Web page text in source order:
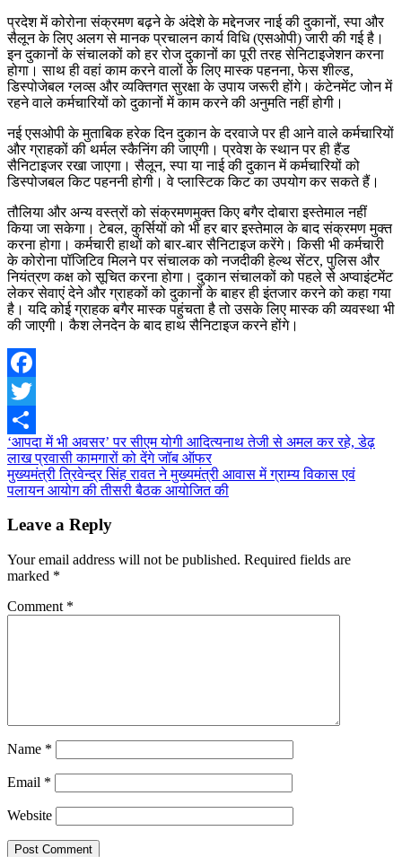
प्रदेश में कोरोना संक्रमण बढ़ने के अंदेशे के मद्देनजर नाई की दुकानों, स्पा और
सैलून के लिए अलग से मानक प्रचालन कार्य विधि (एसओपी) जारी की गई है।
इन दुकानों के संचालकों को हर रोज दुकानों का पूरी तरह सेनिटाइजेशन करना
होगा। साथ ही वहां काम करने वालों के लिए मास्क पहनना, फेस शील्ड,
डिस्पोजेबल ग्लव्स और व्यक्तिगत सुरक्षा के उपाय जरूरी होंगे। कंटेनमेंट जोन में
रहने वाले कर्मचारियों को दुकानों में काम करने की अनुमति नहीं होगी।
नई एसओपी के मुताबिक हरेक दिन दुकान के दरवाजे पर ही आने वाले कर्मचारियों
और ग्राहकों की थर्मल स्कैनिंग की जाएगी। प्रवेश के स्थान पर ही हैंड
सैनिटाइजर रखा जाएगा। सैलून, स्पा या नाई की दुकान में कर्मचारियों को
डिस्पोजबल किट पहननी होगी। वे प्लास्टिक किट का उपयोग कर सकते हैं।
तौलिया और अन्य वस्त्रों को संक्रमणमुक्त किए बगैर दोबारा इस्तेमाल नहीं
किया जा सकेगा। टेबल, कुर्सियों को भी हर बार इस्तेमाल के बाद संक्रमण मुक्त
करना होगा। कर्मचारी हाथों को बार-बार सैनिटाइज करेंगे। किसी भी कर्मचारी
के कोरोना पॉजिटिव मिलने पर संचालक को नजदीकी हेल्थ सेंटर, पुलिस और
नियंत्रण कक्ष को सूचित करना होगा। दुकान संचालकों को पहले से अप्वाइंटमेंट
लेकर सेवाएं देने और ग्राहकों को दुकानों के बाहर ही इंतजार करने को कहा गया
है। यदि कोई ग्राहक बगैर मास्क पहुंचता है तो उसके लिए मास्क की व्यवस्था भी
की जाएगी। कैश लेनदेन के बाद हाथ सैनिटाइज करने होंगे।
Facebook
Twitter
Share
Post
navigation
‘आपदा में भी अवसर’ पर सीएम योगी आदित्यनाथ तेजी से अमल कर रहे, डेढ़
लाख प्रवासी कामगारों को देंगे जॉब ऑफर
मुख्यमंत्री त्रिवेन्द्र सिंह रावत ने मुख्यमंत्री आवास में ग्राम्य विकास एवं
पलायन आयोग की तीसरी बैठक आयोजित की
Leave a Reply
Your email address will not be published. Required fields are
marked *
Comment *
Name *
Email *
Website